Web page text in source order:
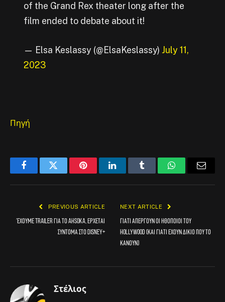
of the Grand Rex theater long after the
film ended to debate about it!
— Elsa Keslassy (@ElsaKeslassy) July 11,
2023
Πηγή
FacebookTwitter PinterestLinkedInTumblr WhatsApp
PREVIOUS ARTICLE
Έχουμε trailer για το Ahsoka, έρχεται
σύντομα στο Disney+
NEXT ARTICLE
Γιατί απεργούν οι ηθοποιοί του
Hollywood (και γιατί έχουν δίκιο που το
κάνουν)
Στέλιος